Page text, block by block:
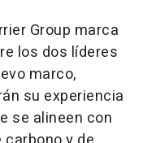
Group marca
los dos líderes
marco,
su experiencia
se alineen con